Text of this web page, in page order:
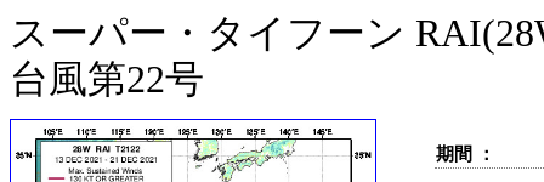
スーパー・タイフーン
台風第22号
期間 ：